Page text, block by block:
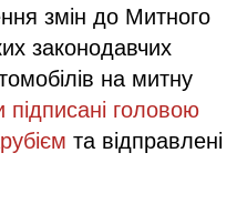
змін до Митного
законодавчих
на митну
підписані головою
та відправлені